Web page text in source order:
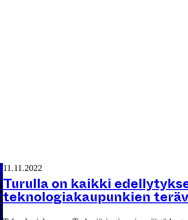
11.11.2022
Turulla on kaikki
teknologiakaupunkien